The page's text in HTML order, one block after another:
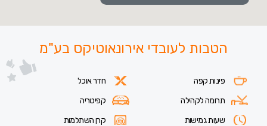
הטבות לעובדי אירונאוטיקס בע"מ
פינות קפה
חדר אוכל
תרומה לקהילה
קפיטריה
שעות גמישות
קרן השתלמות